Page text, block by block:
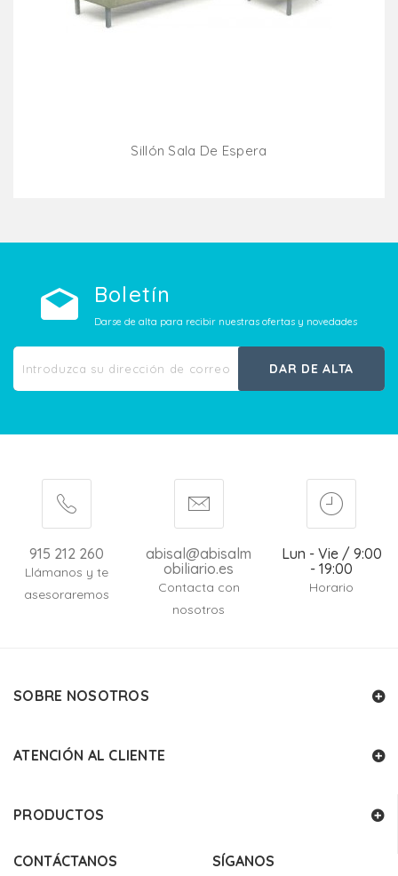
Sillón Sala De Espera
Boletín
Darse de alta para recibir nuestras ofertas y novedades
DAR DE ALTA
915 212 260
Llámanos y te
asesoraremos
abisal@abisalm
obiliario.es
Contacta con
nosotros
Lun - Vie / 9:00
- 19:00
Horario
SOBRE NOSOTROS
ATENCIÓN AL CLIENTE
PRODUCTOS
CONTÁCTANOS SÍGANOS